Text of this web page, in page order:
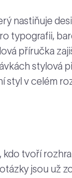
nastiňuje
typografii,
příručka
stylová
styl v celém
tvoří
jsou už